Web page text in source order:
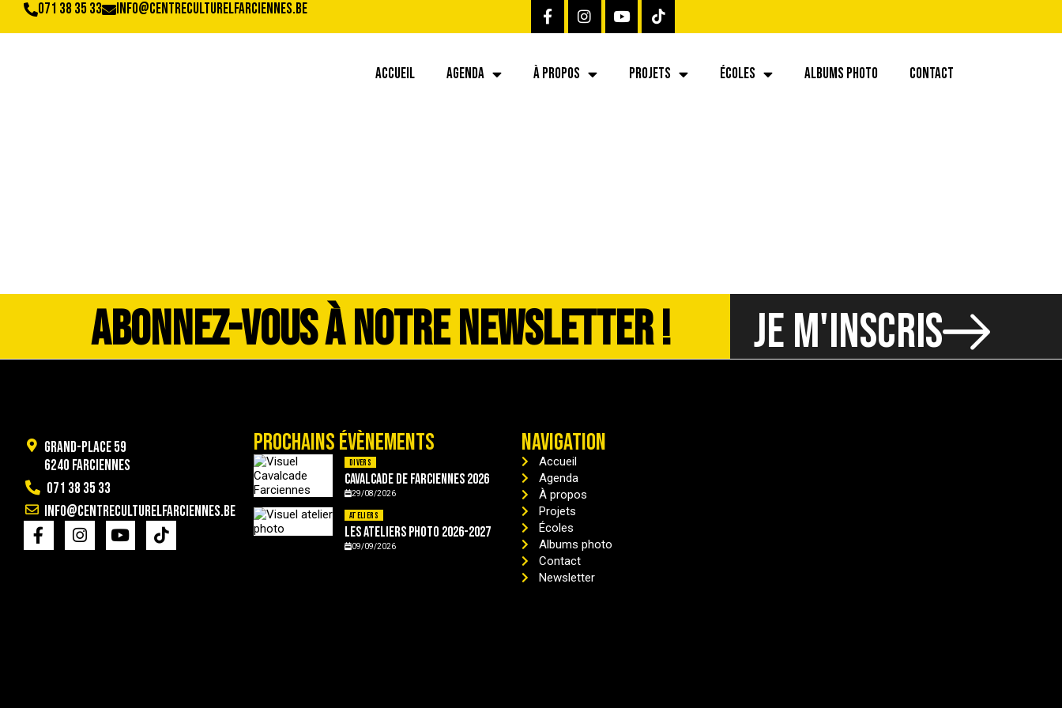
071 38 35 33 info@centreculturelfarciennes.be
ACCUEIL AGENDA À PROPOS PROJETS ÉCOLES ALBUMS PHOTO CONTACT
ABONNEZ-VOUS À NOTRE NEWSLETTER ! JE M'INSCRIS
Grand-Place 59
6240 Farciennes
071 38 35 33
info@centreculturelfarciennes.be
PROCHAINS ÉVÈNEMENTS
Divers
Cavalcade de Farciennes 2026
29/08/2026
Ateliers
Les ateliers photo 2026-2027
09/09/2026
NAVIGATION
Accueil
Agenda
À propos
Projets
Écoles
Albums photo
Contact
Newsletter